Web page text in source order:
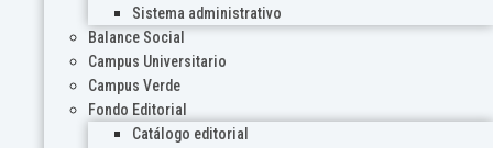
Sistema administrativo
Balance Social
Campus Universitario
Campus Verde
Fondo Editorial
Catálogo editorial